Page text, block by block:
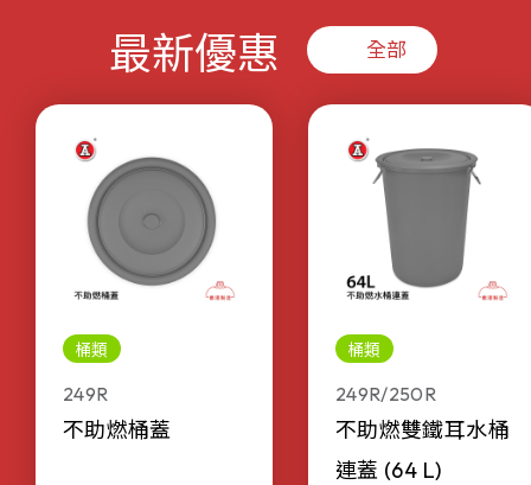
最新優惠 全部
桶類
249R
不助燃桶蓋
桶類
249R/250R
不助燃雙鐵耳水桶
連蓋 (64 L)